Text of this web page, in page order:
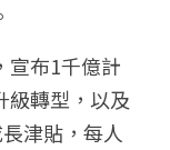
宣布1千億計
級轉型，以及
津貼，每人